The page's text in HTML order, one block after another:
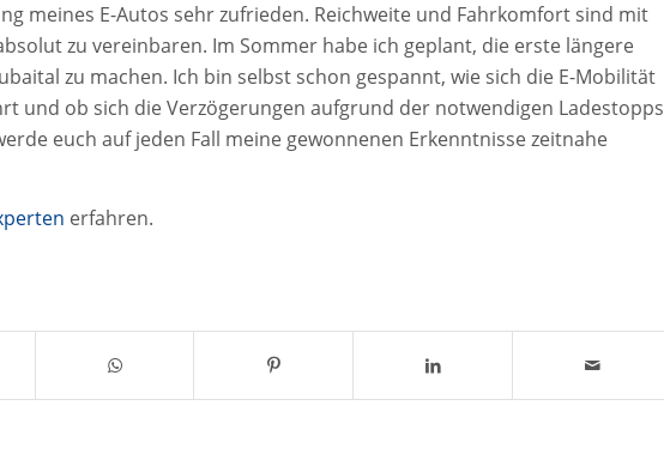
meines E-Autos sehr zufrieden. Reichweite und Fahrkomfort sind mit
zu vereinbaren. Im Sommer habe ich geplant, die erste längere
zu machen. Ich bin selbst schon gespannt, wie sich die E-Mobilität
und ob sich die Verzögerungen aufgrund der notwendigen Ladestopps
euch auf jeden Fall meine gewonnenen Erkenntnisse zeitnahe
erfahren.